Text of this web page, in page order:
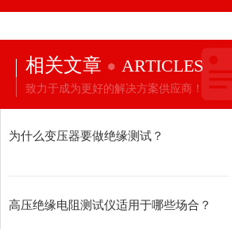
相关文章 ARTICLES
致力于成为更好的解决方案供应商！
为什么变压器要做绝缘测试？
高压绝缘电阻测试仪适用于哪些场合？